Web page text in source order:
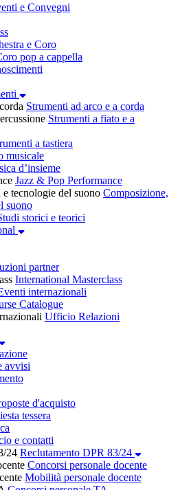
e Convegni
e Coro
pop a cappella
Strumenti ad arco e a corda
Strumenti a fiato e a
a tastiera
musicale
d’insieme
Jazz & Pop Performance
tecnologie del suono Composizione,
suono
storici e teorici
partner
International Masterclass
internazionali
Catalogue
Ufficio Relazioni
avvisi
d'acquisto
tessera
e contatti
24 Reclutamento DPR 83/24
Concorsi personale docente
Mobilità personale docente